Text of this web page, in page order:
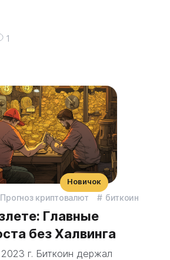
1
Прогноз криптовалют биткоин
Главные
без Халвинга
г. Биткоин держал
Новичок